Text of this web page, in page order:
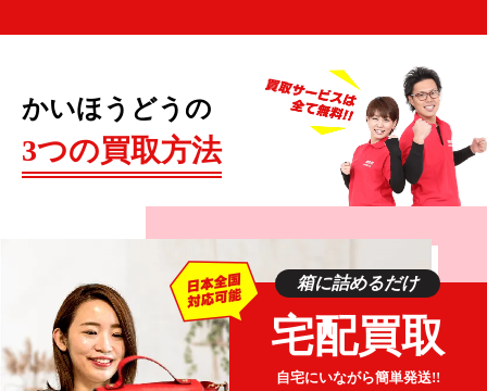
いる場合もあります。サラウンドシステムとしてセ
ット販売されているスピーカーを購入した場合は、
それぞれ設置場所がある程度決められているでしょ
う。
スピーカーにはパッシブスピーカーとアクティブス
ピーカーの違いもあります。
パッシブスピーカーはアンプ機能を搭載していない
もので、アンプを使用しないと基本的に音を十分に
かいほうどうの
3つの買取方法
箱に詰めるだけ
宅配買取
自宅にいながら簡単発送!!